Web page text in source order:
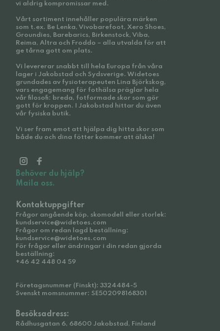
vi aldrig kompromissar med.
Vårt sortiment innehåller populära märken
som t.ex. Be Lenka, Vivobarefoot, Xero Shoes,
Groundies, Barebarics, Birkenstock, Viba,
Reima, Altra och Froddo – alla utvalda för att
ge tårna gott om plats.
Vi levererar snabbt till hela Europa från våra
lager i Jakobstad och Sydsverige. Widetoes
grundades av fysioterapeuten Lina Björkskog,
vars engagemang för fothälsa präglar hela
vår filosofi: breda, fotformade skor som gör
gott för kroppen. I Jakobstad hittar du även
vår fysiska butik.
Vi ser fram emot att hjälpa dig hitta skor som
både du och dina fötter kommer att älska!
Behöver du hjälp?
Maila oss.
Kontaktuppgifter
Frågor angående köp, skomodell eller storlek:
kundservice@widetoes.com
Frågor om redan lagd beställning:
kundservice@widetoes.com
För frågor eller ändringar i din redan gjorda
beställning:
+46 42 448 04 59
Företagsnummer (Finskt): 3324484-5
Svenskt momsnummer: SE502098168301
Besöksadress:
Rådhusgatan 6, 68600 Jakobstad, Finland